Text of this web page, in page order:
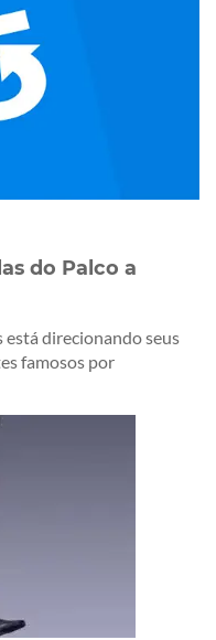
do Palco a
direcionando seus
famosos por